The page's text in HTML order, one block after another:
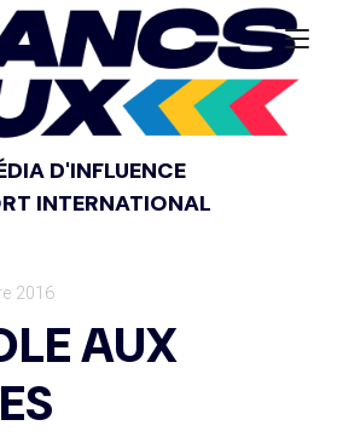
D'INFLUENCE
INTERNATIONAL
2016
AUX